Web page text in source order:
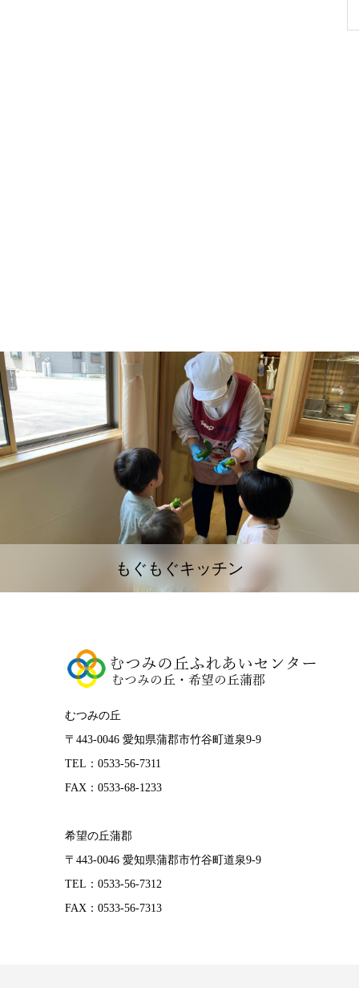
もぐもぐキッチン
むつみの丘
〒443-0046 愛知県蒲郡市竹谷町道泉9-9
TEL：0533-56-7311
FAX：0533-68-1233
希望の丘蒲郡
〒443-0046 愛知県蒲郡市竹谷町道泉9-9
TEL：0533-56-7312
FAX：0533-56-7313